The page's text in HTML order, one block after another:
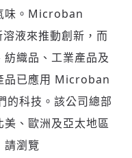
味。Microban
液來推動創新，而
織品、工業產品及
品已應用 Microban
科技。該公司總部
、歐洲及亞太地區
請瀏覽